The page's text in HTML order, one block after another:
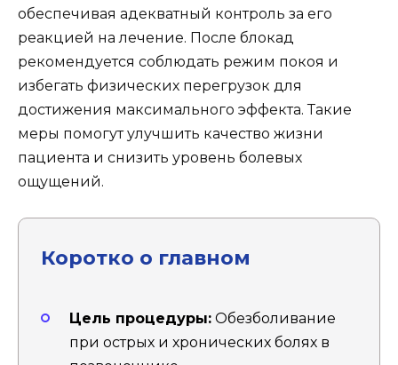
обеспечивая адекватный контроль за его
реакцией на лечение. После блокад
рекомендуется соблюдать режим покоя и
избегать физических перегрузок для
достижения максимального эффекта. Такие
меры помогут улучшить качество жизни
пациента и снизить уровень болевых
ощущений.
Коротко о главном
Цель процедуры: Обезболивание
при острых и хронических болях в